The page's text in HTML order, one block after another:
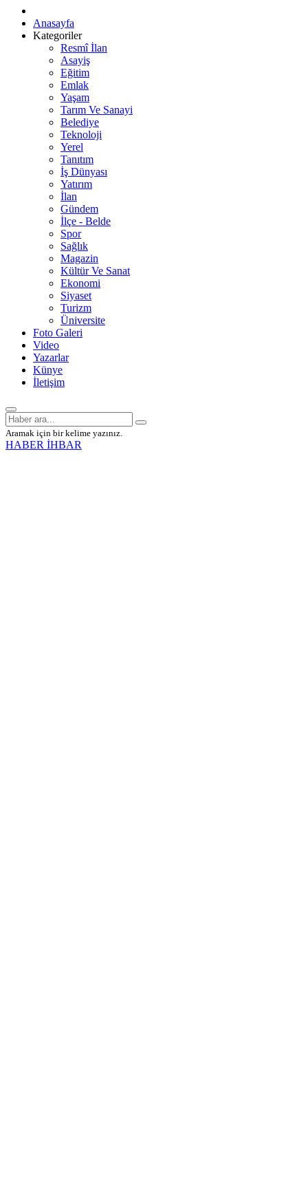
Anasayfa
Kategoriler
Resmî İlan
Asayiş
Eğitim
Emlak
Yaşam
Tarım Ve Sanayi
Belediye
Teknoloji
Yerel
Tanıtım
İş Dünyası
Yatırım
İlan
Gündem
İlçe - Belde
Spor
Sağlık
Magazin
Kültür Ve Sanat
Ekonomi
Siyaset
Turizm
Üniversite
Foto Galeri
Video
Yazarlar
Künye
İletişim
Aramak için bir kelime yazınız.
HABER İHBAR